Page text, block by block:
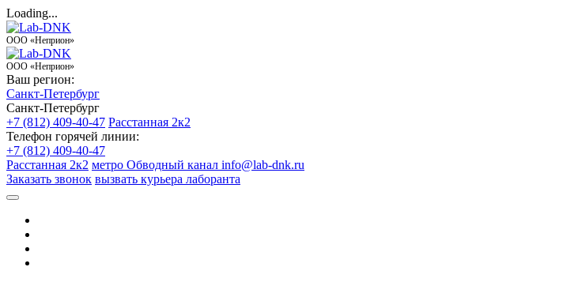
Loading...
ООО «Неприон»
ООО «Неприон»
Ваш регион:
Санкт-Петербург
Санкт-Петербург
+7 (812) 409-40-47 Расстанная 2к2
Телефон горячей линии:
+7 (812) 409-40-47
Расстанная 2к2 метро Обводный канал info@lab-dnk.ru
Заказать звонок вызвать курьера лаборанта